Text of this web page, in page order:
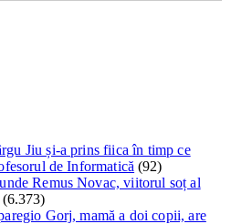
Jiu și-a prins fiica în timp ce
de Informatică (92)
Remus Novac, viitorul soț al
(6.373)
Gorj, mamă a doi copii, are